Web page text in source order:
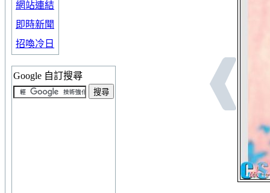
網站連結
即時新聞
招喚冷日
Google 自訂搜尋